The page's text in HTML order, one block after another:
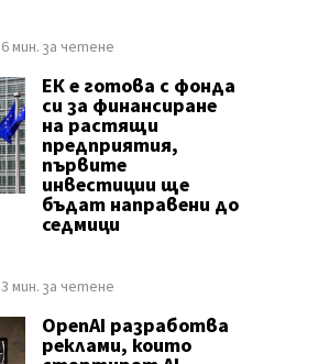
6 мин. за четене
ЕК е готова с фонда
си за финансиране
на растящи
предприятия,
първите
инвестиции ще
бъдат направени до
седмици
3 мин. за четене
OpenAI разработва
реклами, които